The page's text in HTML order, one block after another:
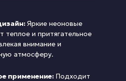
Яркие неоновые
теплое и притягательное
внимание и
атмосферу.
применение: Подходит